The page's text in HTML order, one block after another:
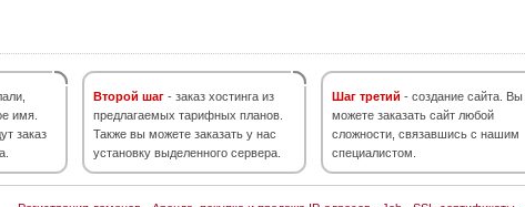
имя.
заказ
Второй шаг - заказ хостинга из
предлагаемых тарифных планов.
Также вы можете заказать у нас
установку выделенного сервера.
Шаг третий - создание сайта. Вы
можете заказать сайт любой
сложности, связавшись с нашим
специалистом.